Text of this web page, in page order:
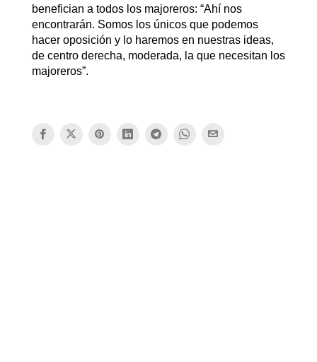
benefician a todos los majoreros: “Ahí nos
encontrarán. Somos los únicos que podemos
hacer oposición y lo haremos en nuestras ideas,
de centro derecha, moderada, la que necesitan los
majoreros”.